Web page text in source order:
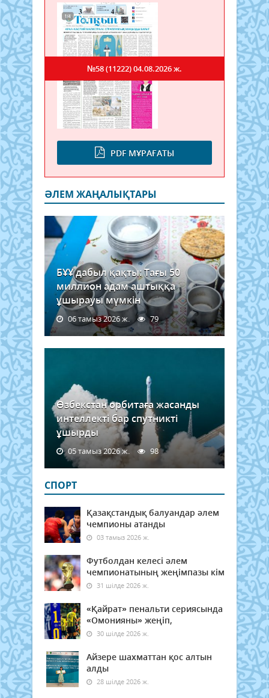
PDF МҰРАҒАТЫ
№58 (11222)04.08.2026 ж.
ӘЛЕМ ЖАҢАЛЫҚТАРЫ
БҰҰ дабыл қақты: Тағы 50
миллион адам аштыққа
ұшырауы мүмкін
06 тамыз 2026 ж. 79
Өзбекстан орбитаға жасанды
интеллекті бар спутникті
ұшырды
05 тамыз 2026 ж. 98
СПОРТ
Қазақстандық балуандар әлем
чемпионы атанды
03 тамыз 2026 ж.
Футболдан келесі әлем
чемпионатының жеңімпазы кім
31 шілде 2026 ж.
«Қайрат» пенальти сериясында
«Омонияны» жеңіп,
30 шілде 2026 ж.
Айзере шахматтан қос алтын
алды
28 шілде 2026 ж.